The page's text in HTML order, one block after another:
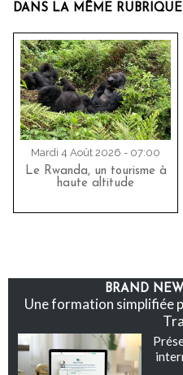
DANS LA MÊME
Mardi 4 Août 2026 - 07:00
Le Rwanda, un tourisme à
haute altitude
BRAND
Une formation simplifiée